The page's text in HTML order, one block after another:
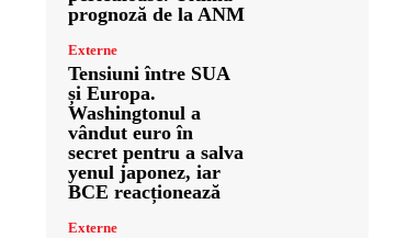
prognoză de la ANM
Externe
Tensiuni între SUA
și Europa.
Washingtonul a
vândut euro în
secret pentru a salva
yenul japonez, iar
BCE reacționează
Externe